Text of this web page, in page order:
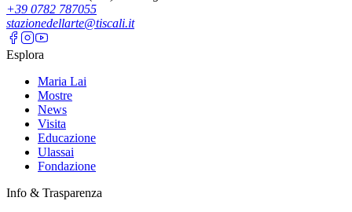
+39 0782 787055
stazionedellarte@tiscali.it
Esplora
Maria Lai
Mostre
News
Visita
Educazione
Ulassai
Fondazione
Info & Trasparenza